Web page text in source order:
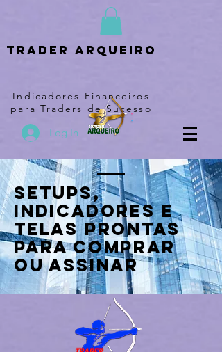
Trader arqueiro
Indicadores Financeiros
para Traders de Sucesso
Log In
Setups,
indicadores e
telas prontas
para comprar
ou assinar